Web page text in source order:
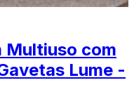
Multiuso com
Lume -